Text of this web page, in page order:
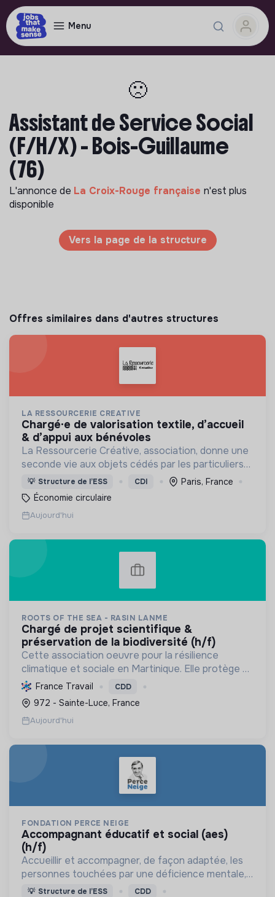
Menu
🙁
Assistant de Service Social
(F/H/X) - Bois-Guillaume
(76)
L'annonce de La Croix-Rouge française n'est plus
disponible
Vers la page de la structure
Offres similaires dans d'autres structures
LA RESSOURCERIE CREATIVE
chargé·e de valorisation textile, d’accueil
& d’appui aux bénévoles
La Ressourcerie Créative, association, donne une
seconde vie aux objets cédés par les particuliers
et collectés en entreprise. Elle participe ainsi à un
autre mode de consommation plus respectueux.
💡 Structure de l’ESS CDI
Paris, France
Économie circulaire
Aujourd'hui
ROOTS OF THE SEA - RASIN LANME
chargé de projet scientifique &
préservation de la biodiversité (h/f)
Cette association oeuvre pour la résilience
climatique et sociale en Martinique. Elle protège et
restaure les écosystèmes marins et côtiers,
sensibilise le public et mobilise les citoyens pour un
aven...
France Travail CDD
972 - Sainte-Luce, France
Aujourd'hui
FONDATION PERCE NEIGE
accompagnant éducatif et social (aes)
(h/f)
Accueillir et accompagner, de façon adaptée, les
personnes touchées par une déficience mentale,
un handicap physique ou psychique
💡 Structure de l’ESS CDD